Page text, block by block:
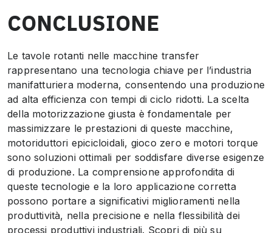
CONCLUSIONE
Le tavole rotanti nelle macchine transfer
rappresentano una tecnologia chiave per l’industria
manifatturiera moderna, consentendo una produzione
ad alta efficienza con tempi di ciclo ridotti. La scelta
della motorizzazione giusta è fondamentale per
massimizzare le prestazioni di queste macchine,
motoriduttori epicicloidali, gioco zero e motori torque
sono soluzioni ottimali per soddisfare diverse esigenze
di produzione. La comprensione approfondita di
queste tecnologie e la loro applicazione corretta
possono portare a significativi miglioramenti nella
produttività, nella precisione e nella flessibilità dei
processi produttivi industriali. Scopri di più su